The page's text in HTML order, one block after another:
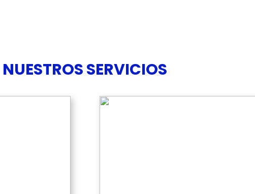
NUESTROS SERVICIOS